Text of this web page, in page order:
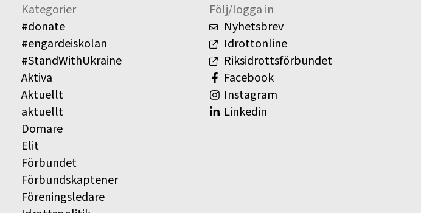
Kategorier
#donate
#engardeiskolan
#StandWithUkraine
Aktiva
Aktuellt
aktuellt
Domare
Elit
Förbundet
Förbundskaptener
Föreningsledare
Följ/logga in
Nyhetsbrev
Idrottonline
Riksidrottsförbundet
Facebook
Instagram
Linkedin